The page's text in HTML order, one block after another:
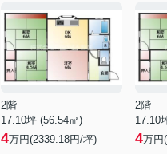
2階
17.10坪 (56.54㎡)
4万円(2339.18円/坪)
2階
17.10
4万円